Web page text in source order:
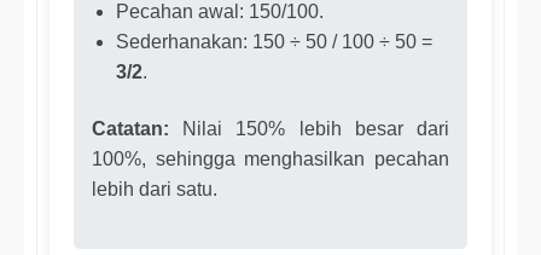
Pecahan awal: 150/100.
Sederhanakan: 150 ÷ 50 / 100 ÷ 50 =
3/2.
Catatan: Nilai 150% lebih besar dari
100%, sehingga menghasilkan pecahan
lebih dari satu.